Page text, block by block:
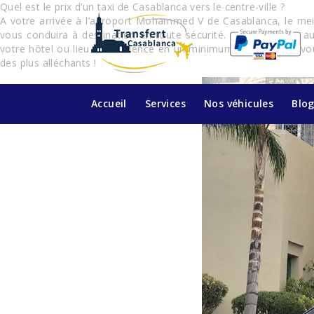
Accueil Services Nos véhicules Blog
Quel est le prix d’un taxi de Casablanca vers le centre-ville ?
A votre arrivée à l’aéroport Mohammed V de Casablanca, le
vous conduira à destination en toute sécurité. Contrairement
votre hôtel ou lieu de résidence en un minimum de temps. Si
des plus alléchants !